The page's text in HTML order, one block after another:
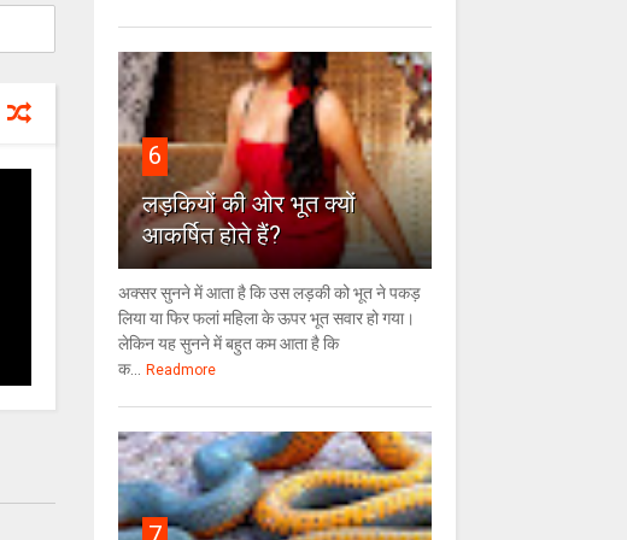
6
लड़कियों की ओर भूत क्‍यों
आकर्षित होते हैं?
अक्सर सुनने में आता है कि उस लड़की को भूत ने पकड़
लिया या फिर फलां महिला के ऊपर भूत सवार हो गया।
लेकिन यह सुनने में बहुत कम आता है कि
क...
Readmore